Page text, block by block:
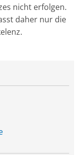
nicht erfolgen.
daher nur die